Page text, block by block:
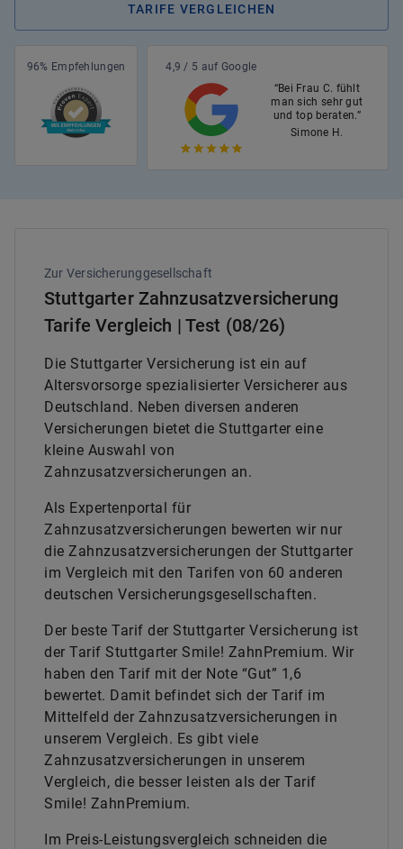
TARIFE VERGLEICHEN
96% Empfehlungen
4,9 / 5 auf Google
“Bei Frau C. fühlt
man sich sehr gut
und top beraten.”
Simone H.
Zur Versicherunggesellschaft
Stuttgarter Zahnzusatzversicherung
Tarife Vergleich | Test (08/26)
Die Stuttgarter Versicherung ist ein auf
Altersvorsorge spezialisierter Versicherer aus
Deutschland. Neben diversen anderen
Versicherungen bietet die Stuttgarter eine
kleine Auswahl von
Zahnzusatzversicherungen an.
Als Expertenportal für
Zahnzusatzversicherungen bewerten wir nur
die Zahnzusatzversicherungen der Stuttgarter
im Vergleich mit den Tarifen von 60 anderen
deutschen Versicherungsgesellschaften.
Der beste Tarif der Stuttgarter Versicherung ist
der Tarif Stuttgarter Smile! ZahnPremium. Wir
haben den Tarif mit der Note “Gut” 1,6
bewertet. Damit befindet sich der Tarif im
Mittelfeld der Zahnzusatzversicherungen in
unserem Vergleich. Es gibt viele
Zahnzusatzversicherungen in unserem
Vergleich, die besser leisten als der Tarif
Smile! ZahnPremium.
Im Preis-Leistungsvergleich schneiden die